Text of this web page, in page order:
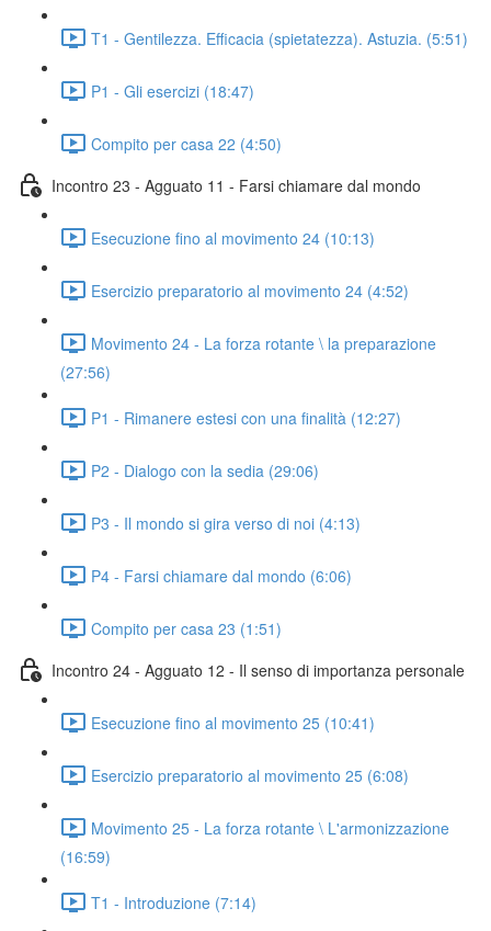
T1 - Gentilezza. Efficacia (spietatezza). Astuzia. (5:51)
P1 - Gli esercizi (18:47)
Compito per casa 22 (4:50)
Incontro 23 - Agguato 11 - Farsi chiamare dal mondo
Esecuzione fino al movimento 24 (10:13)
Esercizio preparatorio al movimento 24 (4:52)
Movimento 24 - La forza rotante \ la preparazione
(27:56)
P1 - Rimanere estesi con una finalità (12:27)
P2 - Dialogo con la sedia (29:06)
P3 - Il mondo si gira verso di noi (4:13)
P4 - Farsi chiamare dal mondo (6:06)
Compito per casa 23 (1:51)
Incontro 24 - Agguato 12 - Il senso di importanza personale
Esecuzione fino al movimento 25 (10:41)
Esercizio preparatorio al movimento 25 (6:08)
Movimento 25 - La forza rotante \ L'armonizzazione
(16:59)
T1 - Introduzione (7:14)